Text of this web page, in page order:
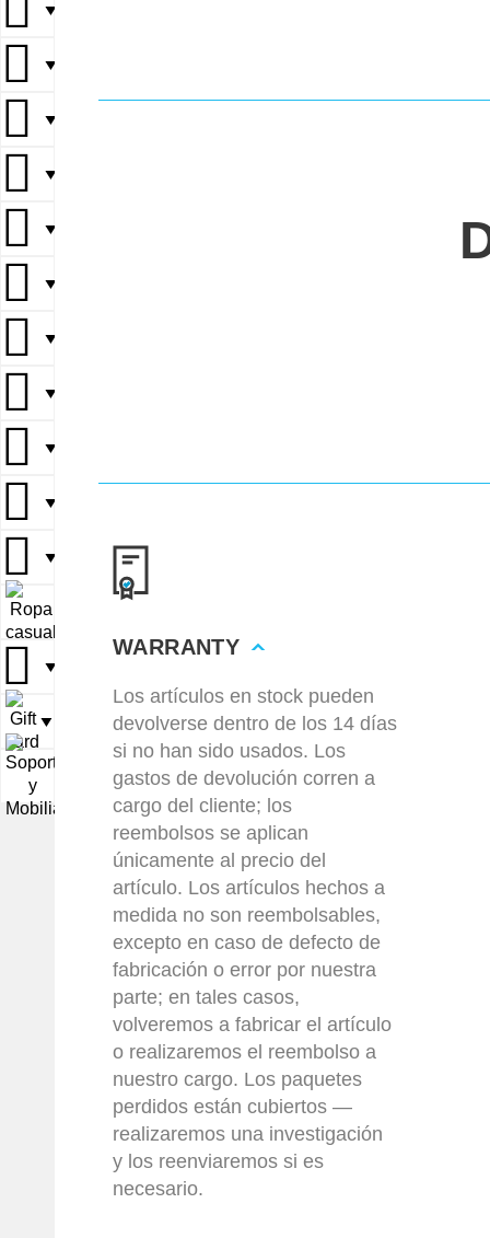
▼
▼
▼
▼
▼
▼
▼
▼
▼
▼
▼
▼
▼
WARRANTY
Los artículos en stock pueden
devolverse dentro de los 14 días
si no han sido usados. Los
gastos de devolución corren a
cargo del cliente; los
reembolsos se aplican
únicamente al precio del
artículo. Los artículos hechos a
medida no son reembolsables,
excepto en caso de defecto de
fabricación o error por nuestra
parte; en tales casos,
volveremos a fabricar el artículo
o realizaremos el reembolso a
nuestro cargo. Los paquetes
perdidos están cubiertos —
realizaremos una investigación
y los reenviaremos si es
necesario.